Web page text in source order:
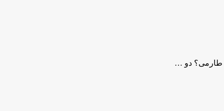
طارمی؟ دو …